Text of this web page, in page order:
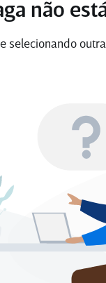
não
selecionando